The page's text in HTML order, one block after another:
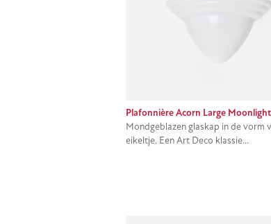
Plafonnière Acorn Large Moonlight
Mondgeblazen glaskap in de vorm
eikeltje. Een Art Deco klassie...